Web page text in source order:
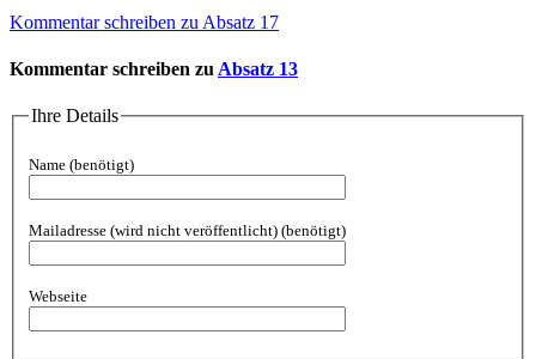
Kommentar schreiben zu Absatz 17
Kommentar schreiben zu Absatz 13
Ihre Details
Name (benötigt)
Mailadresse (wird nicht veröffentlicht) (benötigt)
Webseite